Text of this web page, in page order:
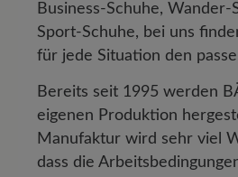
Business-Schuhe, Wander-
Sport-Schuhe, bei uns
für jede Situation den
Bereits seit 1995 werden
eigenen Produktion
Manufaktur wird sehr viel
dass die